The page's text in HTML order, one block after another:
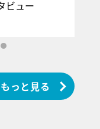
タビュー
っと見る